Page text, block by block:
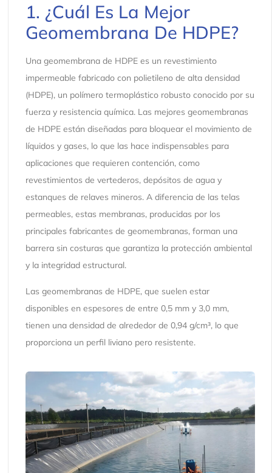
1. ¿Cuál Es La Mejor
Geomembrana De HDPE?
Una geomembrana de HDPE es un revestimiento
impermeable fabricado con polietileno de alta densidad
(HDPE), un polímero termoplástico robusto conocido por su
fuerza y ​​resistencia química. Las mejores geomembranas
de HDPE están diseñadas para bloquear el movimiento de
líquidos y gases, lo que las hace indispensables para
aplicaciones que requieren contención, como
revestimientos de vertederos, depósitos de agua y
estanques de relaves mineros. A diferencia de las telas
permeables, estas membranas, producidas por los
principales fabricantes de geomembranas, forman una
barrera sin costuras que garantiza la protección ambiental
y la integridad estructural.
Las geomembranas de HDPE, que suelen estar
disponibles en espesores de entre 0,5 mm y 3,0 mm,
tienen una densidad de alrededor de 0,94 g/cm³, lo que
proporciona un perfil liviano pero resistente.